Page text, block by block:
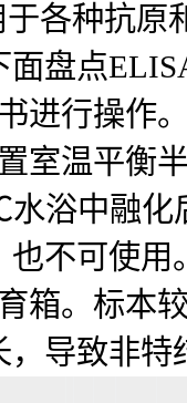
各种抗原
盘点
进行操作
室温平衡
浴中融化
也不可使用
箱。标本
，导致非